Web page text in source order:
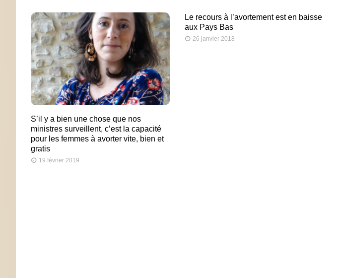
S’il y a bien une chose que nos
ministres surveillent, c’est la capacité
pour les femmes à avorter vite, bien et
gratis
19 février 2019
Le recours à l’avortement est en baisse
aux Pays Bas
26 janvier 2018